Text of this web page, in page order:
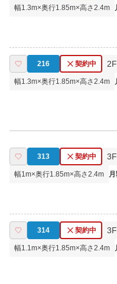
幅1.3m×奥行1.85m×高さ2.4m
216 契約中 2F
幅1.3m×奥行1.85m×高さ2.4m
313 契約中 3F
幅1 m×奥行1.85m×高さ2.4m
314 契約中 3F
幅1.1 m×奥行1.85m×高さ2.4m